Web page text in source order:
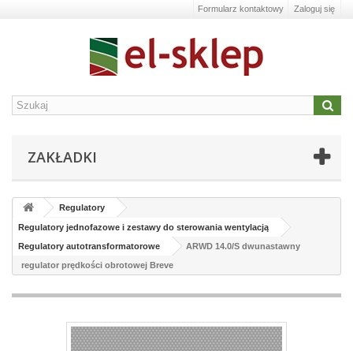
Zaloguj się
Formularz kontaktowy
ZAKŁADKI
Regulatory
Regulatory jednofazowe i zestawy do sterowania wentylacją
Regulatory autotransformatorowe
ARWD 14.0/S dwunastawny
regulator prędkości obrotowej Breve